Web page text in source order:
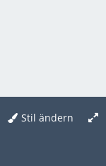
Stil ändern